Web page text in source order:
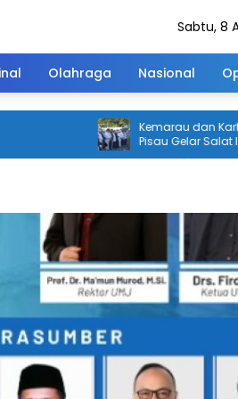
Sabtu, 8
Olahraga Nasional
Kemarau dan
Pisau Gelar Salat